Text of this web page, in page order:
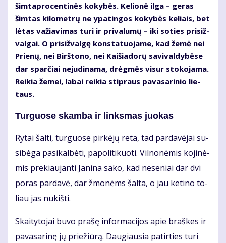
šim­tap­ro­cen­ti­nės ko­ky­bės. Ke­lio­nė il­ga – ge­ras
šim­tas ki­lo­met­rų ne ypa­tin­gos ko­ky­bės ke­liais, bet
lė­tas va­žia­vi­mas tu­ri ir pri­va­lu­mų – iki so­ties pri­siž­
val­gai. O pri­siž­val­gę kon­sta­tuo­ja­me, kad že­mė nei
Prie­nų, nei Birš­to­no, nei Kai­šia­do­rų sa­vi­val­dy­bė­se
dar spar­čiai ne­ju­di­na­ma, drėg­mės vi­sur sto­ko­ja­ma.
Rei­kia že­mei, la­bai rei­kia stip­raus pa­va­sa­ri­nio lie­
taus.
Turguose skamba ir linksmas juokas
Ry­tai šal­ti, tur­guo­se pir­kė­jų re­ta, tad par­da­vė­jai su­
si­bė­ga pa­si­kal­bė­ti, pa­po­li­ti­kuo­ti. Vil­no­nė­mis ko­ji­nė­
mis pre­kiau­jan­ti Ja­ni­na sa­ko, kad ne­se­niai dar dvi
po­ras par­da­vė, dar žmo­nėms šal­ta, o jau ke­ti­no to­
liau jas nu­kiš­ti.
Skai­ty­to­jai bu­vo pra­šę in­for­ma­ci­jos apie braš­kes ir
pa­va­sa­ri­nę jų prie­žiū­rą. Dau­giau­sia pa­tir­ties tu­ri